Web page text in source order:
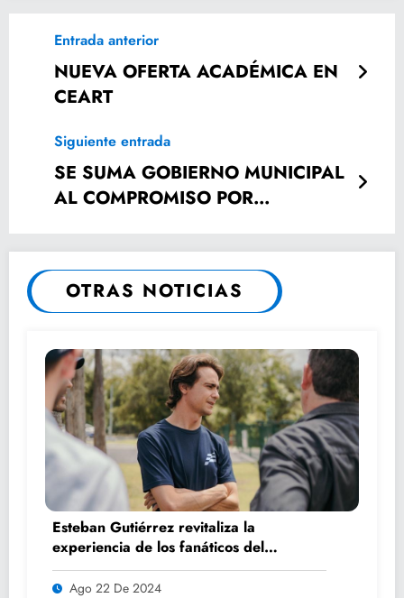
Entrada anterior
NUEVA OFERTA ACADÉMICA EN
CEART
Siguiente entrada
SE SUMA GOBIERNO MUNICIPAL
AL COMPROMISO POR
LUIS POTOSÍ
OTRAS NOTICIAS
Esteban Gutiérrez revitaliza la
experiencia de los fanáticos del
automovilismo con DRIVER 1
Ago 22 De 2024